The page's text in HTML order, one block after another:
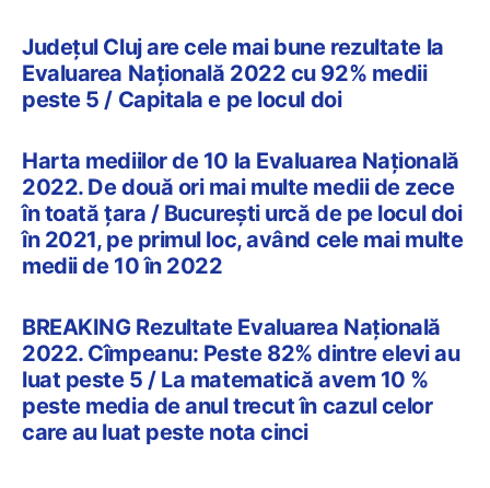
Județul Cluj are cele mai bune rezultate la
Evaluarea Națională 2022 cu 92% medii
peste 5 / Capitala e pe locul doi
Harta mediilor de 10 la Evaluarea Națională
2022. De două ori mai multe medii de zece
în toată țara / București urcă de pe locul doi
în 2021, pe primul loc, având cele mai multe
medii de 10 în 2022
BREAKING Rezultate Evaluarea Națională
2022. Cîmpeanu: Peste 82% dintre elevi au
luat peste 5 / La matematică avem 10 %
peste media de anul trecut în cazul celor
care au luat peste nota cinci